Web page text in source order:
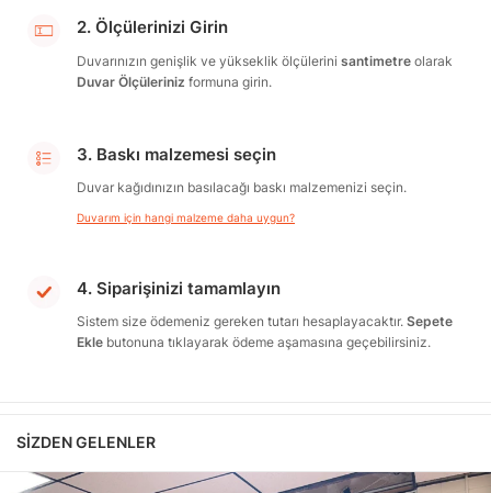
2. Ölçülerinizi Girin
Duvarınızın genişlik ve yükseklik ölçülerini santimetre olarak
Duvar Ölçüleriniz formuna girin.
3. Baskı malzemesi seçin
Duvar kağıdınızın basılacağı baskı malzemenizi seçin.
Duvarım için hangi malzeme daha uygun?
4. Siparişinizi tamamlayın
Sistem size ödemeniz gereken tutarı hesaplayacaktır. Sepete
Ekle butonuna tıklayarak ödeme aşamasına geçebilirsiniz.
SIZDEN GELENLER